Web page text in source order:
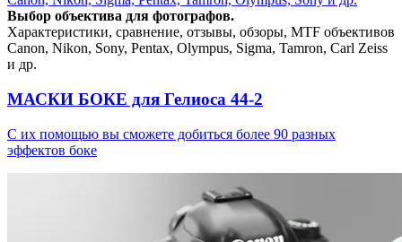
Выбор объектива для фотографов.
Характеристики, сравнение, отзывы, обзоры, MTF объективов
Canon, Nikon, Sony, Pentax, Olympus, Sigma, Tamron, Carl Zeiss
и др.
МАСКИ БОКЕ для Гелиоса 44-2
С их помощью вы сможете добиться более 90 разных
эффектов боке